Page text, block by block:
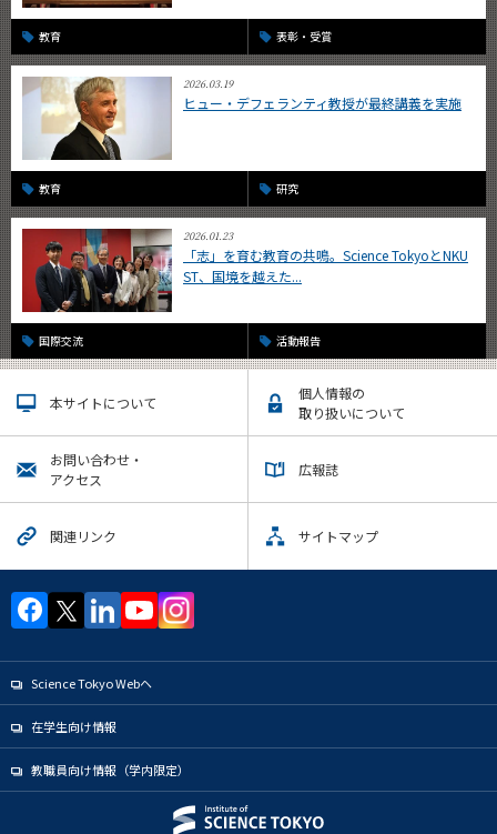
教育 表彰・受賞
2026.03.19
ヒュー・デフェランティ教授が最終講義を実施
教育 研究
2026.01.23
「志」を育む教育の共鳴。Science TokyoとNKU
ST、国境を越えた...
国際交流 活動報告
本サイトについて
個人情報の
取り扱いについて
お問い合わせ・
アクセス
広報誌
関連リンク サイトマップ
Science Tokyo Webヘ
在学生向け情報
教職員向け情報（学内限定）